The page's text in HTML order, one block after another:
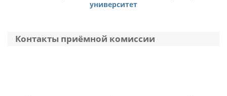
1
внутренних водных путей"
282151
университет
Контакты приёмной комиссии